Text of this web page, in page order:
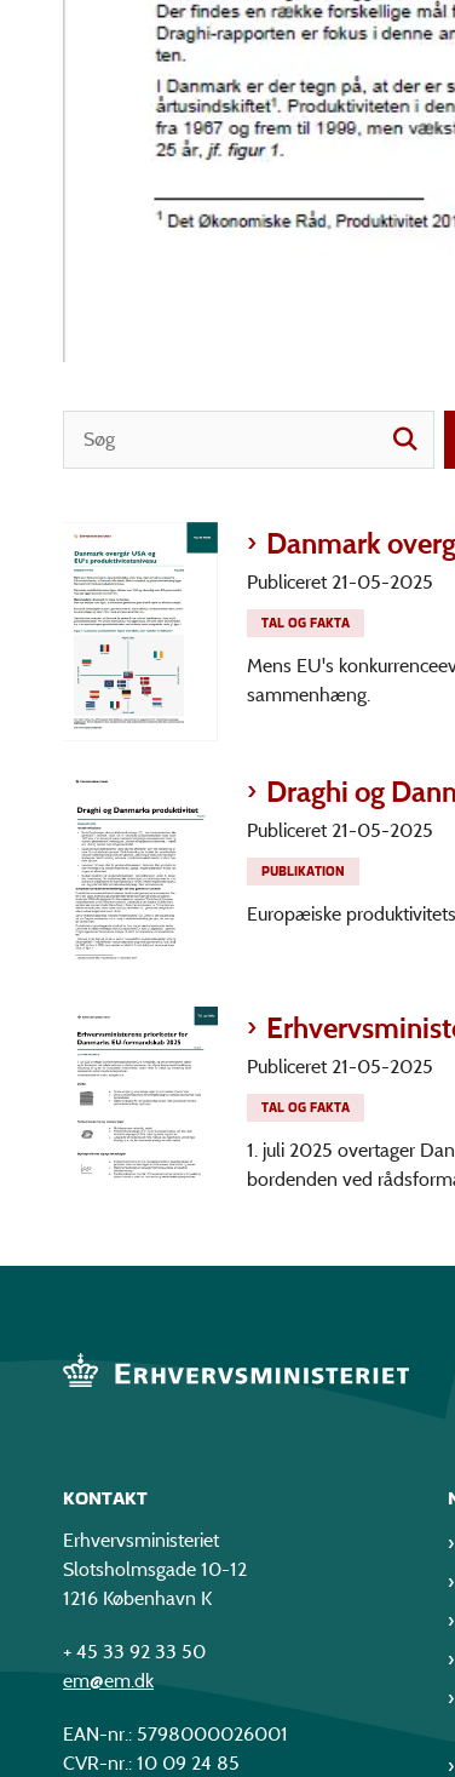
Danmark
Publiceret 21-05-2025
TAL OG FAKTA
Mens EU's
sammenhæng.
Draghi og
Publiceret 21-05-2025
PUBLIKATION
Europæiske
Publiceret 21-05-2025
TAL OG FAKTA
1. juli 2025 overtager
bordenden ved
KONTAKT
Erhvervsministeriet
Slotsholmsgade 10-12
1216 København K
+ 45 33 92 33 50
em@em.dk
EAN-nr.: 5798000026001
CVR-nr.: 10 09 24 85